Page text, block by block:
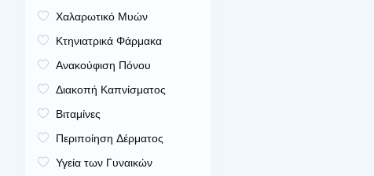
Χαλαρωτικό Μυών
Κτηνιατρικά Φάρμακα
Ανακούφιση Πόνου
Διακοπή Καπνίσματος
Βιταμίνες
Περιποίηση Δέρματος
Υγεία των Γυναικών